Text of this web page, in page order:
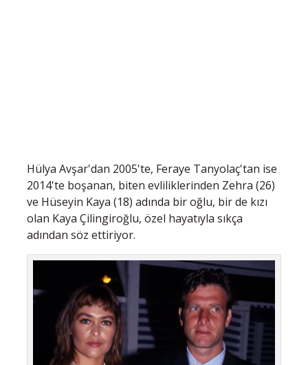
Hülya Avşar'dan 2005'te, Feraye Tanyolaç'tan ise
2014'te boşanan, biten evliliklerinden Zehra (26)
ve Hüseyin Kaya (18) adında bir oğlu, bir de kızı
olan Kaya Çilingiroğlu, özel hayatıyla sıkça
adından söz ettiriyor.